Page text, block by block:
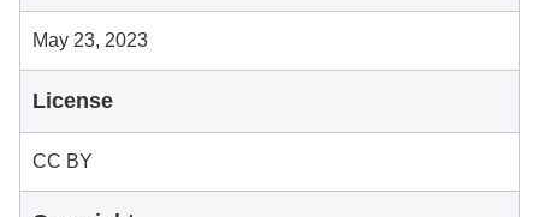
May 23, 2023
License
CC BY